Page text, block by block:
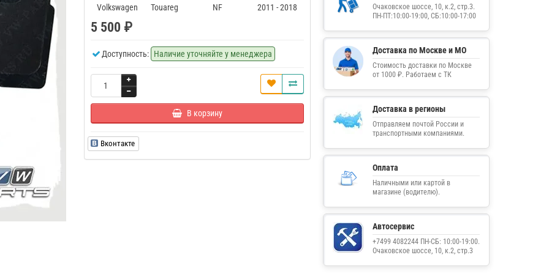
Volkswagen Touareg NF 2011 - 2018
5 500 ₽
Доступность: Наличие уточняйте у менеджера
В корзину
Вконтакте
Очаковское шоссе, 10, к.2, стр.3.
ПН-ПТ:10:00-19:00, СБ:10:00-17:00
Доставка по Москве и МО
Стоимость доставки по Москве
от 1000 ₽. Работаем с ТК
Доставка в регионы
Отправляем почтой России и
транспортными компаниями.
Оплата
Наличными или картой в
магазине (водителю).
Автосервис
+7499 4082244 ПН-СБ: 10:00-19:00.
Очаковское шоссе, 10, к.2, стр.3